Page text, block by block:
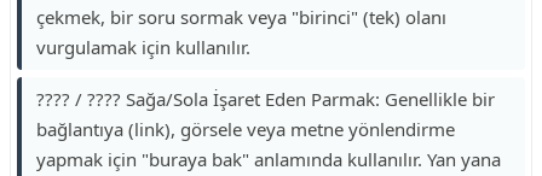
çekmek, bir soru sormak veya "birinci" (tek) olanı
vurgulamak için kullanılır.
???? / ???? Sağa/Sola İşaret Eden Parmak: Genellikle bir
bağlantıya (link), görsele veya metne yönlendirme
yapmak için "buraya bak" anlamında kullanılır. Yan yana